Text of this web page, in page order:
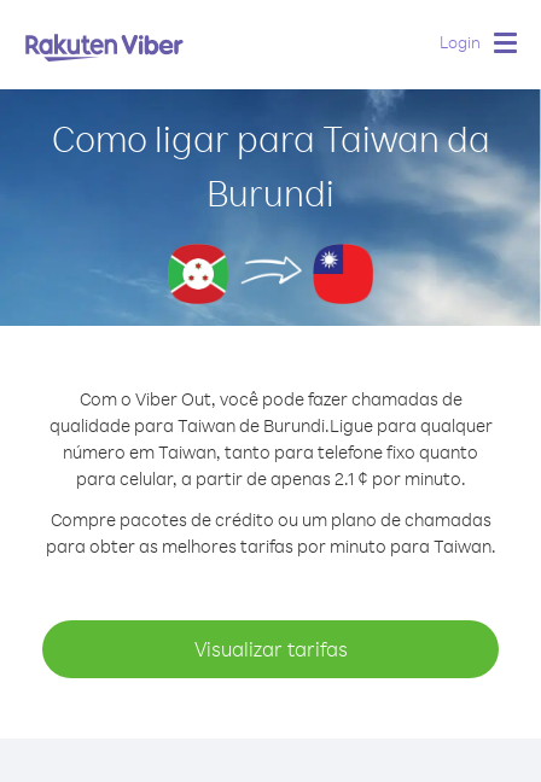
Login
Como ligar para Taiwan da
Burundi
Com o Viber Out, você pode fazer chamadas de
qualidade para Taiwan de Burundi.Ligue para qualquer
número em Taiwan, tanto para telefone fixo quanto
para celular, a partir de apenas 2.1 ¢ por minuto.
Compre pacotes de crédito ou um plano de chamadas
para obter as melhores tarifas por minuto para Taiwan.
Visualizar tarifas